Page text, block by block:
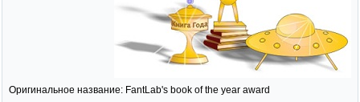
Оригинальное название: FantLab's book of the year award